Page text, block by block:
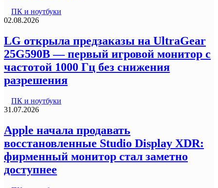
ПК и ноутбуки
02.08.2026
LG открыла предзаказы на UltraGear
25G590B — первый игровой монитор с
частотой 1000 Гц без снижения
разрешения
ПК и ноутбуки
31.07.2026
Apple начала продавать
восстановленные Studio Display XDR:
фирменный монитор стал заметно
доступнее